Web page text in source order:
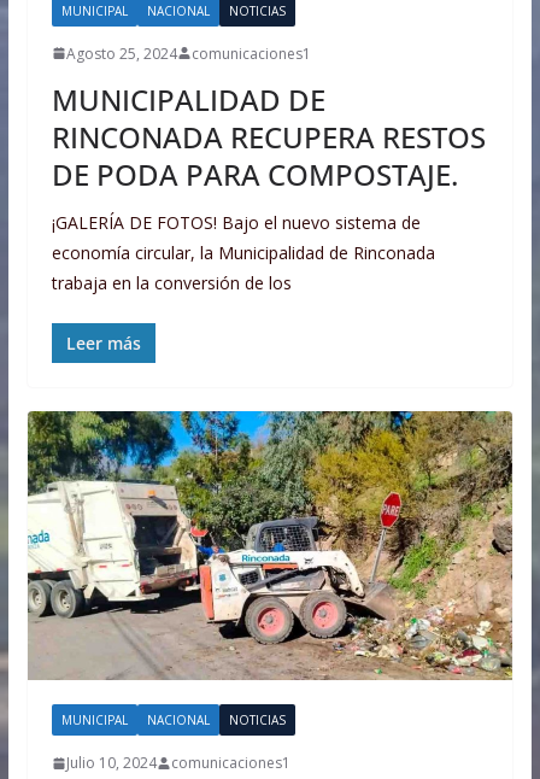
MUNICIPAL NACIONAL NOTICIAS
Agosto 25, 2024 comunicaciones1
MUNICIPALIDAD DE
RINCONADA RECUPERA RESTOS
DE PODA PARA COMPOSTAJE.
¡GALERÍA DE FOTOS! Bajo el nuevo sistema de
economía circular, la Municipalidad de Rinconada
trabaja en la conversión de los
Leer más
MUNICIPAL NACIONAL NOTICIAS
Julio 10, 2024 comunicaciones1